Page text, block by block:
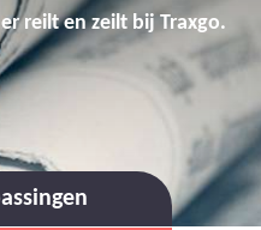
reilt en zeilt bij Traxgo.